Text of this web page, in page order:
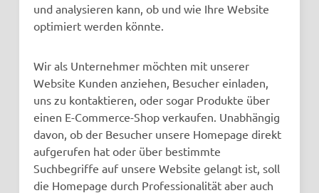
und analysieren kann, ob und wie Ihre Website
optimiert werden könnte.
Wir als Unternehmer möchten mit unserer
Website Kunden anziehen, Besucher einladen,
uns zu kontaktieren, oder sogar Produkte über
einen E-Commerce-Shop verkaufen. Unabhängig
davon, ob der Besucher unsere Homepage direkt
aufgerufen hat oder über bestimmte
Suchbegriffe auf unsere Website gelangt ist, soll
die Homepage durch Professionalität aber auch